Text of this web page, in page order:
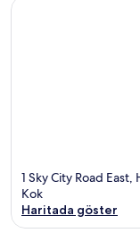
1 Sky City Road
Kok
Haritada göster